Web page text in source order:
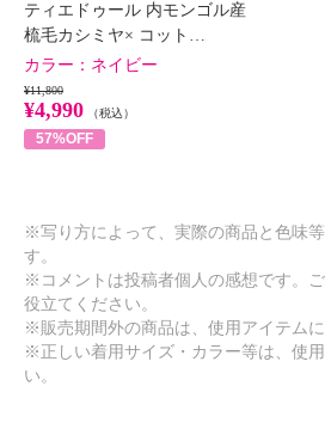
ティエドゥール 内モンゴル産
梳毛カシミヤ× コット…
カラー： ネイビー
¥11,800
¥4,990 （税込）
57%OFF
※写り方によって、実際の商品と色味
す。
※コメントは投稿者個人の感想です。
役立てください。
※販売期間外の商品は、使用アイテムに
※正しい着用サイズ・カラー等は、使
い。